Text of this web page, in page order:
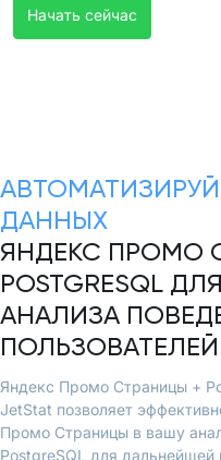
Начать сейчас
ДАННЫХ
ЯНДЕКС ПРОМО
POSTGRESQL
АНАЛИЗА
Яндекс Промо Страницы +
JetStat позволяет
Промо Страницы в вашу
PostgreSQL для дальнейшей